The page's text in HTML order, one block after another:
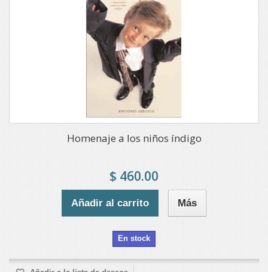
Homenaje a los niños índigo
$ 460.00
Añadir al carrito Más
En stock